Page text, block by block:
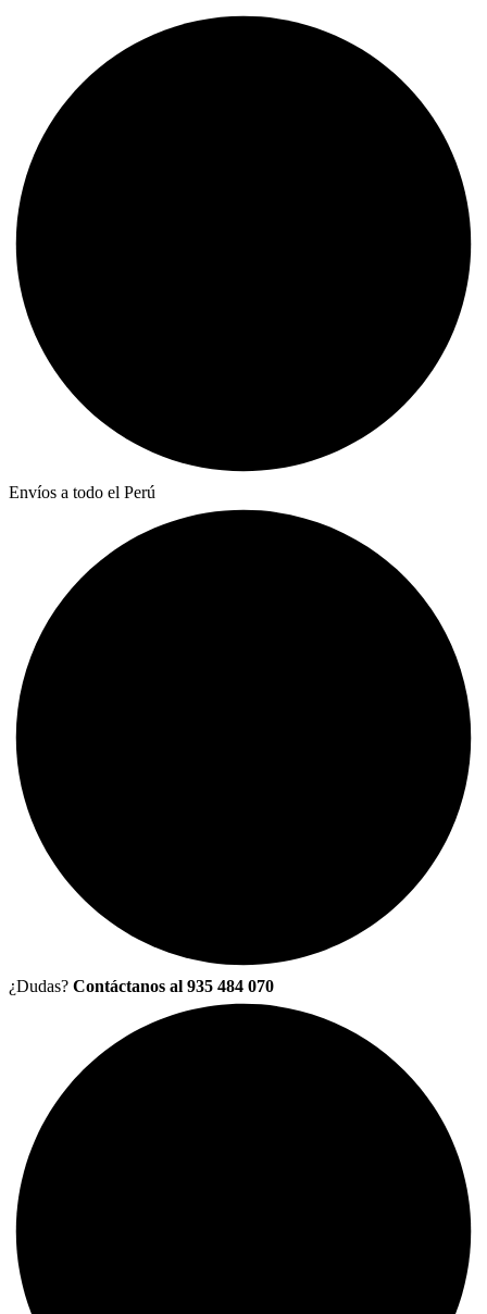
Envíos a todo el Perú
¿Dudas? Contáctanos al 935 484 070